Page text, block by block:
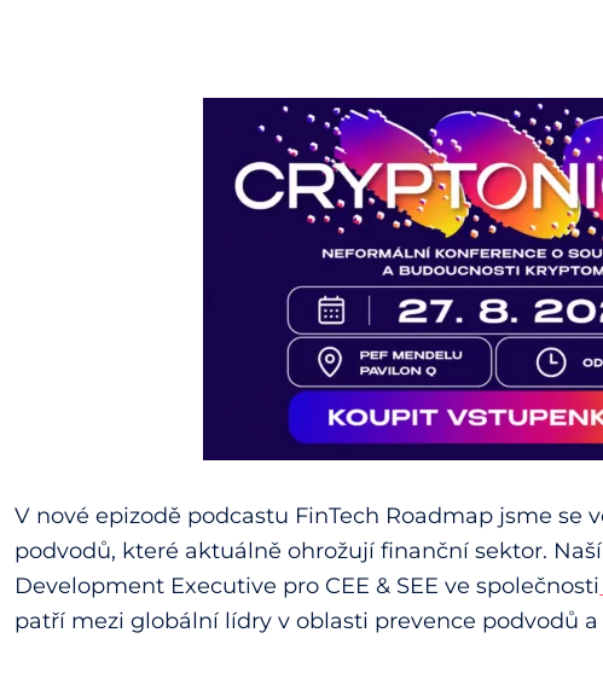
V nové epizodě podcastu FinTech Roadmap jsme se
podvodů, které aktuálně ohrožují finanční sektor.
Development Executive pro CEE & SEE ve společnosti
patří mezi globální lídry v oblasti prevence podvodů a